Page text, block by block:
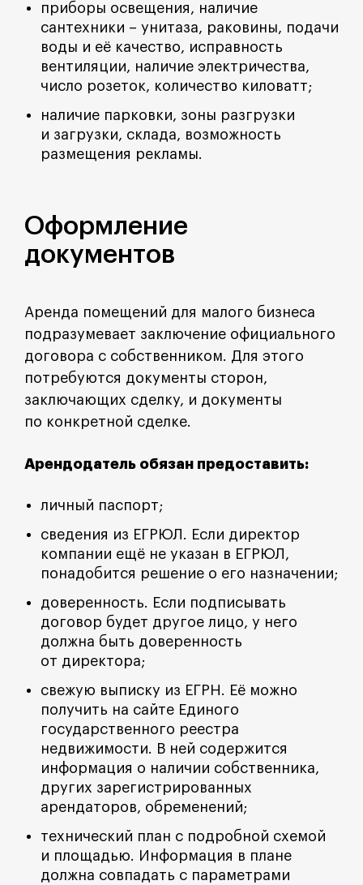
приборы освещения, наличие
сантехники – унитаза, раковины, подачи
воды и её качество, исправность
вентиляции, наличие электричества,
число розеток, количество киловатт;
наличие парковки, зоны разгрузки
и загрузки, склада, возможность
размещения рекламы.
Оформление
документов
Аренда помещений для малого бизнеса
подразумевает заключение официального
договора с собственником. Для этого
потребуются документы сторон,
заключающих сделку, и документы
по конкретной сделке.
Арендодатель обязан предоставить:
личный паспорт;
сведения из ЕГРЮЛ. Если директор
компании ещё не указан в ЕГРЮЛ,
понадобится решение о его назначении;
доверенность. Если подписывать
договор будет другое лицо, у него
должна быть доверенность
от директора;
свежую выписку из ЕГРН. Её можно
получить на сайте Единого
государственного реестра
недвижимости. В ней содержится
информация о наличии собственника,
других зарегистрированных
арендаторов, обременений;
технический план с подробной схемой
и площадью. Информация в плане
должна совпадать с параметрами